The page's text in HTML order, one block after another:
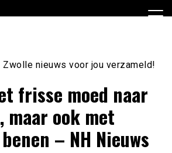
Zwolle nieuws voor jou verzameld!
frisse moed naar
maar ook met
– NH Nieuws